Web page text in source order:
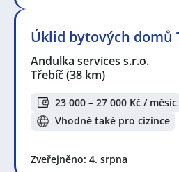
Úklid bytových domů
Andulka services s.r.o.
Třebíč(38 km)
23 000 – 27 000 Kč / měsíc
Vhodné také pro cizince
Zveřejněno: 4. srpna